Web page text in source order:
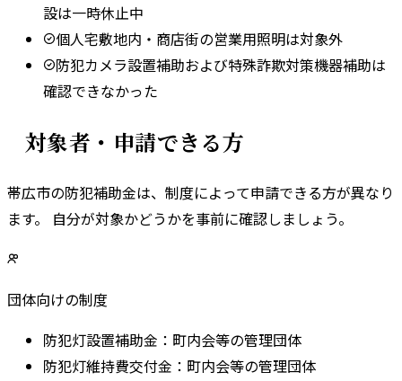
設は一時休止中
個人宅敷地内・商店街の営業用照明は対象外
防犯カメラ設置補助および特殊詐欺対策機器補助は
確認できなかった
対象者・申請できる方
帯広市の防犯補助金は、制度によって申請できる方が異なり
ます。 自分が対象かどうかを事前に確認しましょう。
団体向けの制度
防犯灯設置補助金 ： 町内会等の管理団体
防犯灯維持費交付金 ： 町内会等の管理団体